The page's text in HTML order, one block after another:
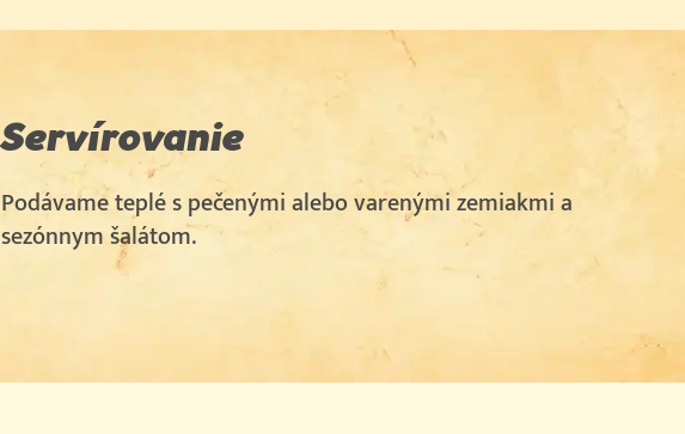
Servírovanie
Podávame teplé s pečenými alebo varenými zemiakmi a
sezónnym šalátom.